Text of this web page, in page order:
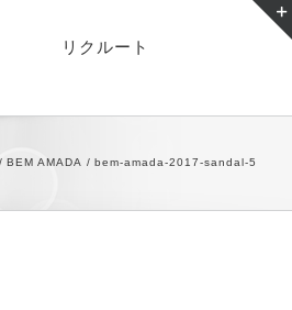
リクルート
BEM AMADA bem-amada-2017-sandal-5